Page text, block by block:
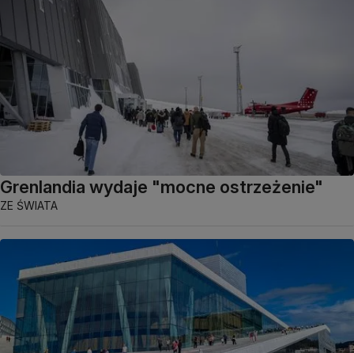
Grenlandia wydaje "mocne ostrzeżenie"
ZE ŚWIATA